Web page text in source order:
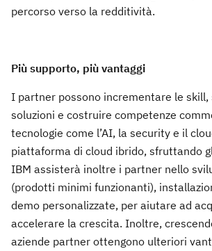
percorso verso la redditività.
Più supporto, più vantaggi
I partner possono incrementare le skill,
soluzioni e costruire competenze
tecnologie come l’AI, la security e il
piattaforma di cloud ibrido, sfruttando
IBM assisterà inoltre i partner nello
(prodotti minimi funzionanti),
demo personalizzate, per aiutare ad
accelerare la crescita. Inoltre,
aziende partner ottengono ulteriori